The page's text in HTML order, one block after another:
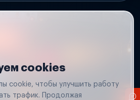
cookies
cookie, чтобы улучшить работу
трафик. Продолжая